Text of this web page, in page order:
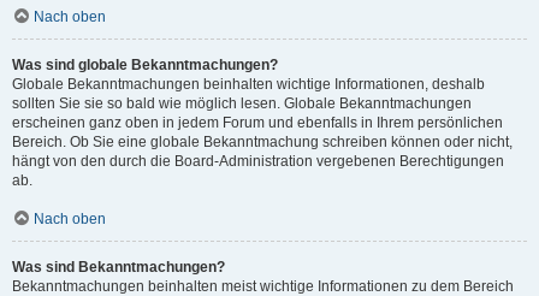
Nach oben
Was sind globale Bekanntmachungen?
Globale Bekanntmachungen beinhalten wichtige Informationen, deshalb
sollten Sie sie so bald wie möglich lesen. Globale Bekanntmachungen
erscheinen ganz oben in jedem Forum und ebenfalls in Ihrem persönlichen
Bereich. Ob Sie eine globale Bekanntmachung schreiben können oder nicht,
hängt von den durch die Board-Administration vergebenen Berechtigungen
ab.
Nach oben
Was sind Bekanntmachungen?
Bekanntmachungen beinhalten meist wichtige Informationen zu dem Bereich